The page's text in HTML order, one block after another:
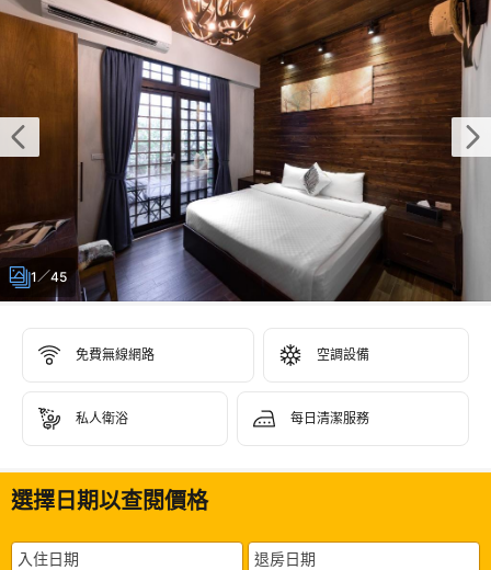
1／45
免費無線網路 空調設備
私人衛浴 每日清潔服務
選擇日期以查閱價格
入住日期 退房日期